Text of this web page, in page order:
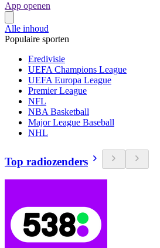
App openen
Alle inhoud
Populaire sporten
Eredivisie
UEFA Champions League
UEFA Europa League
Premier League
NFL
NBA Basketball
Major League Baseball
NHL
Top radiozenders